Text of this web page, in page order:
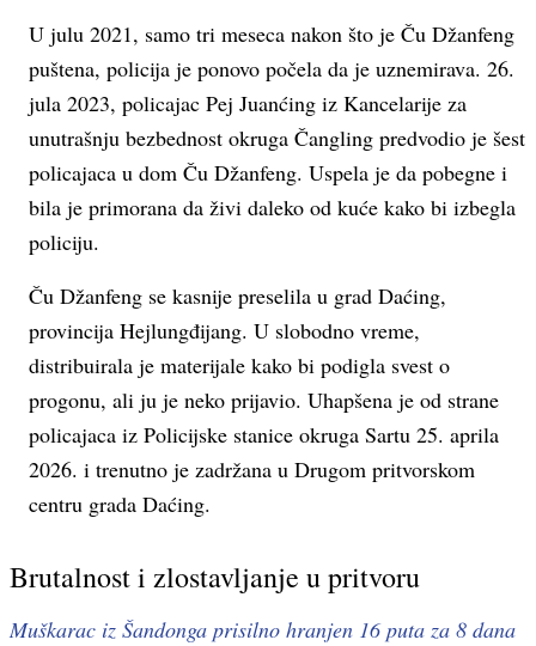
U julu 2021, samo tri meseca nakon što je Ču Džanfeng
puštena, policija je ponovo počela da je uznemirava. 26.
jula 2023, policajac Pej Juanćing iz Kancelarije za
unutrašnju bezbednost okruga Čangling predvodio je šest
policajaca u dom Ču Džanfeng. Uspela je da pobegne i
bila je primorana da živi daleko od kuće kako bi izbegla
policiju.
Ču Džanfeng se kasnije preselila u grad Daćing,
provincija Hejlungđijang. U slobodno vreme,
distribuirala je materijale kako bi podigla svest o
progonu, ali ju je neko prijavio. Uhapšena je od strane
policajaca iz Policijske stanice okruga Sartu 25. aprila
2026. i trenutno je zadržana u Drugom pritvorskom
centru grada Daćing.
Brutalnost i zlostavljanje u pritvoru
Muškarac iz Šandonga prisilno hranjen 16 puta za 8 dana